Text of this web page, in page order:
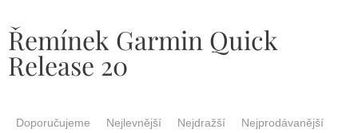
Řemínek Garmin Quick
Release 20
Doporučujeme Nejlevnější Nejdražší Nejprodávanější